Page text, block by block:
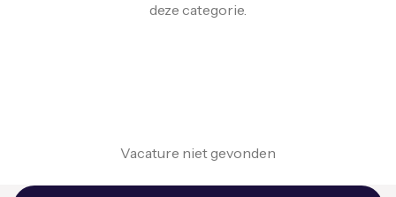
deze categorie.
Vacature niet gevonden